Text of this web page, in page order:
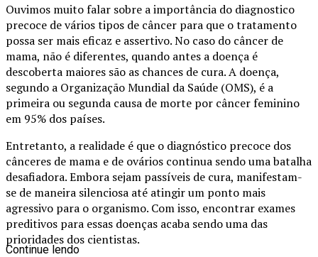
Ouvimos muito falar sobre a importância do diagnostico
precoce de vários tipos de câncer para que o tratamento
possa ser mais eficaz e assertivo. No caso do câncer de
mama, não é diferentes, quando antes a doença é
descoberta maiores são as chances de cura. A doença,
segundo a Organização Mundial da Saúde (OMS), é a
primeira ou segunda causa de morte por câncer feminino
em 95% dos países.
Entretanto, a realidade é que o diagnóstico precoce dos
cânceres de mama e de ovários continua sendo uma batalha
desafiadora. Embora sejam passíveis de cura, manifestam-
se de maneira silenciosa até atingir um ponto mais
agressivo para o organismo. Com isso, encontrar exames
preditivos para essas doenças acaba sendo uma das
prioridades dos cientistas.
Continue lendo